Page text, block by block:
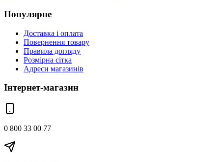
Популярне
Доставка і оплата
Повернення товару
Правила догляду
Розмірна сітка
Адреси магазинів
Інтернет-магазин
0 800 33 00 77